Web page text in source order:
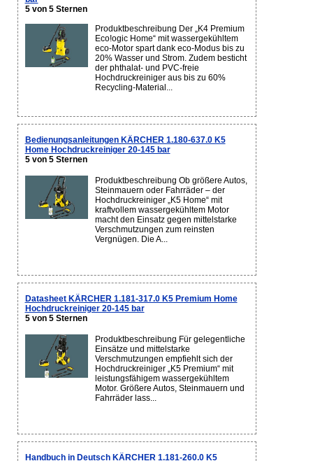
5 von 5 Sternen
Produktbeschreibung Der „K4 Premium
Eco!ogic Home“ mit wassergekühltem
eco-Motor spart dank eco-Modus bis zu
20% Wasser und Strom. Zudem besticht
der phthalat- und PVC-freie
Hochdruckreiniger aus bis zu 60%
Recycling-Material...
Bedienungsanleitungen KÄRCHER 1.180-637.0 K5
Home Hochdruckreiniger 20-145 bar
5 von 5 Sternen
Produktbeschreibung Ob größere Autos,
Steinmauern oder Fahrräder – der
Hochdruckreiniger „K5 Home“ mit
kraftvollem wassergekühltem Motor
macht den Einsatz gegen mittelstarke
Verschmutzungen zum reinsten
Vergnügen. Die A...
Datasheet KÄRCHER 1.181-317.0 K5 Premium Home
Hochdruckreiniger 20-145 bar
5 von 5 Sternen
Produktbeschreibung Für gelegentliche
Einsätze und mittelstarke
Verschmutzungen empfiehlt sich der
Hochdruckreiniger „K5 Premium“ mit
leistungsfähigem wassergekühltem
Motor. Größere Autos, Steinmauern und
Fahrräder lass...
Handbuch in Deutsch KÄRCHER 1.181-260.0 K5